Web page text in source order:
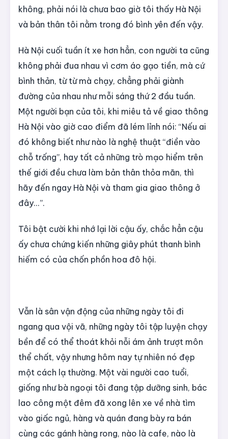
không, phải nói là chưa bao giờ tôi thấy Hà Nội
và bản thân tôi nằm trong đó bình yên đến vậy.
Hà Nội cuối tuần ít xe hơn hẳn, con người ta cũng
không phải đua nhau vì cơm áo gạo tiền, mà cứ
bình thản, từ từ mà chạy, chẳng phải giành
đường của nhau như mỗi sáng thứ 2 đầu tuần.
Một người bạn của tôi, khi miêu tả về giao thông
Hà Nội vào giờ cao điểm đã lém lỉnh nói: “Nếu ai
đó không biết như nào là nghệ thuật “điền vào
chỗ trống”, hay tất cả những trò mạo hiểm trên
thế giới đều chưa làm bản thân thỏa mãn, thì
hãy đến ngay Hà Nội và tham gia giao thông ở
đây...”.
Tôi bật cười khi nhớ lại lời cậu ấy, chắc hẳn cậu
ấy chưa chứng kiến những giây phút thanh bình
hiếm có của chốn phồn hoa đô hội.
Vẫn là sân vận động của những ngày tôi đi
ngang qua vội vã, những ngày tôi tập luyện chạy
bền để có thể thoát khỏi nỗi ám ảnh trượt môn
thể chất, vậy nhưng hôm nay tự nhiên nó đẹp
một cách lạ thường. Một vài người cao tuổi,
giống như bà ngoại tôi đang tập dưỡng sinh, bác
lao công một đêm đã xong lên xe về nhà tìm
vào giấc ngủ, hàng và quán đang bày ra bán
cùng các gánh hàng rong, nào là cafe, nào là